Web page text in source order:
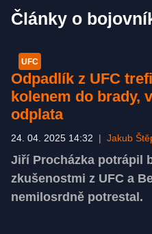
Články o
UFC
Odpadlík z UFC
kolenem do brady,
odplata
24. 04. 2025 14:32 Jakub
Jiří Procházka potrápil
zkušenostmi z UFC a
nemilosrdně potrestal.